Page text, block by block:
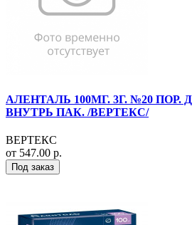
АЛЕНТАЛЬ 100МГ. 3Г. №20
ВНУТРЬ ПАК. /ВЕРТЕКС/
ВЕРТЕКС
от 547.00 р.
Под заказ